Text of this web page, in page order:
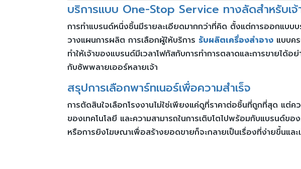
บริการแบบ One-Stop Service ทางลัดสำหรับเจ้
การทำแบรนด์หนึ่งชิ้นมีรายละเอียดมากกว่าที่คิด ตั้งแต่การออกแบ
วางแผนการผลิต การเลือกผู้ให้บริการ รับผลิตเครื่องสำอาง แบบค
ทำให้เจ้าของแบรนด์มีเวลาโฟกัสกับการทำการตลาดและการขายได้
กับซัพพลายเออร์หลายเจ้า
สรุปการเลือกพาร์ทเนอร์เพื่อความสำเร็จ
การตัดสินใจเลือกโรงงานไม่ใช่เพียงแค่ดูที่ราคาต่อชิ้นที่ถูกที่สุด แต่ค
ของเทคโนโลยี และความสามารถในการเติบโตไปพร้อมกับแบรนด์
หรือการยิงโฆษณาเพื่อสร้างยอดขายก็จะกลายเป็นเรื่องที่ง่ายขึ้นแล